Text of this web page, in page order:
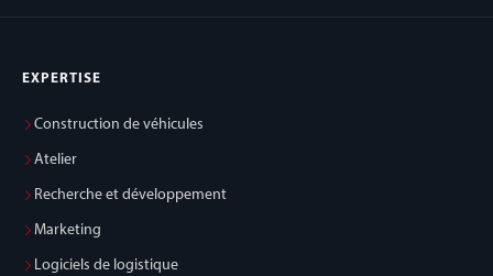
EXPERTISE
Construction de véhicules
Atelier
Recherche et développement
Marketing
Logiciels de logistique